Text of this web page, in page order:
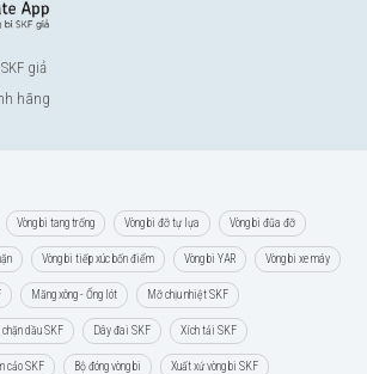
giả
hãng
Vòng bi tang trống Vòng bi đỡ tự lựa Vòng bi đũa đỡ
Vòng bi tiếp xúc bốn điểm Vòng bi YAR Vòng bi xe máy
Măng xông - Ống lót Mỡ chịu nhiệt SKF
chặn dầu SKF Dây đai SKF Xích tải SKF
cảo SKF Bộ đóng vòng bi Xuất xứ vòng bi SKF